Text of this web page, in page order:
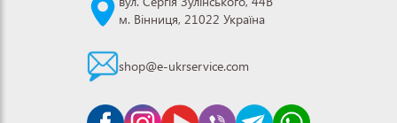
м. Вінниця, 21022 Україна
shop@e-ukrservice.com